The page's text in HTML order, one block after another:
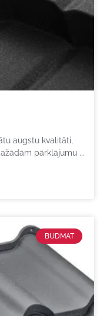
augstu kvalitāti,
pārklājumu
BUDMAT